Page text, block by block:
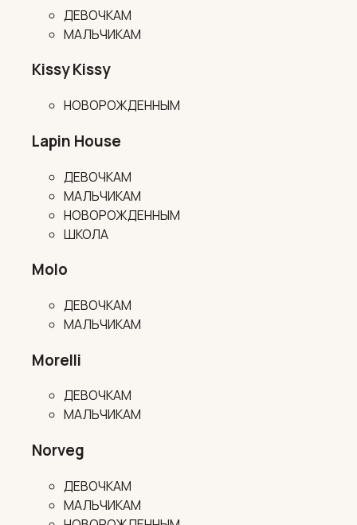
ДЕВОЧКАМ
МАЛЬЧИКАМ
Kissy Kissy
НОВОРОЖДЕННЫМ
Lapin House
ДЕВОЧКАМ
МАЛЬЧИКАМ
НОВОРОЖДЕННЫМ
ШКОЛА
Molo
ДЕВОЧКАМ
МАЛЬЧИКАМ
Morelli
ДЕВОЧКАМ
МАЛЬЧИКАМ
Norveg
ДЕВОЧКАМ
МАЛЬЧИКАМ